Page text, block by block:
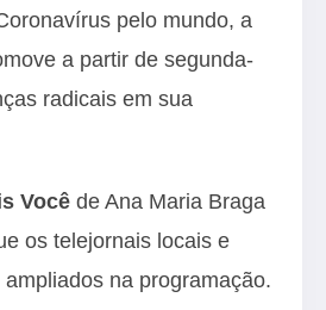
pelo mundo, a
a partir de segunda-
radicais em sua
Você de Ana Maria Braga
os telejornais locais e
na programação.